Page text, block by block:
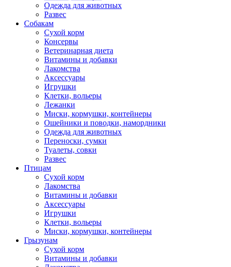
Одежда для животных
Развес
Собакам
Сухой корм
Консервы
Ветеринарная диета
Витамины и добавки
Лакомства
Аксессуары
Игрушки
Клетки, вольеры
Лежанки
Миски, кормушки, контейнеры
Ошейники и поводки, намордники
Одежда для животных
Переноски, сумки
Туалеты, совки
Развес
Птицам
Сухой корм
Лакомства
Витамины и добавки
Аксессуары
Игрушки
Клетки, вольеры
Миски, кормушки, контейнеры
Грызунам
Сухой корм
Витамины и добавки